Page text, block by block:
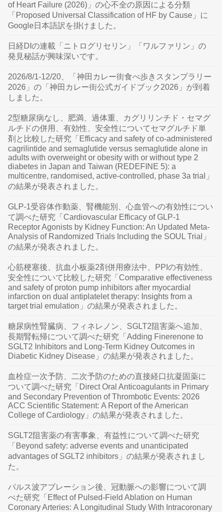
of Heart Failure (2026)」の心不全の原因による分類
「Proposed Universal Classification of HF by Cause」に
Google日本語訳を掛けました。
日経DIの連載「ニトログリセリン」「ワルファリン」の
発見秘話が興味深いです。
2026/8/1-12/20、「神田カレー街食べ歩きスタンプラリー
2026」の「神田カレー街公式ガイドブック2026」が到着
しました。
2型糖尿病なし、肥満、過体重、カグリリンチド・セマグ
ルチドの併用、有効性、安全性についてセマグルチド単
剤と比較した研究「Efficacy and safety of co-administered
cagrilintide and semaglutide versus semaglutide alone in
adults with overweight or obesity with or without type 2
diabetes in Japan and Taiwan (REDEFINE 5): a
multicentre, randomised, active-controlled, phase 3a trial」
の結果が発表されました。
GLP-1受容体作動薬、腎機能別、心血管への有効性につい
て調べた研究「Cardiovascular Efficacy of GLP-1
Receptor Agonists by Kidney Function: An Updated Meta-
Analysis of Randomized Trials Including the SOUL Trial」
の結果が発表されました。
心筋梗塞後、抗血小板薬2剤併用療法中、PPIの有効性、
安全性について比較した研究「Comparative effectiveness
and safety of proton pump inhibitors after myocardial
infarction on dual antiplatelet therapy: Insights from a
target trial emulation」の結果が発表されました。
糖尿病性腎臓病、フィネレノン、SGLT2阻害薬へ追加、
長期腎転帰について調べた研究「Adding Finerenone to
SGLT2 Inhibitors and Long-Term Kidney Outcomes in
Diabetic Kidney Disease」の結果が発表されました。
血栓症一次予防、二次予防のための直接経口抗凝固薬に
ついて調べた研究「Direct Oral Anticoagulants in Primary
and Secondary Prevention of Thrombotic Events: 2026
ACC Scientific Statement: A Report of the American
College of Cardiology」の結果が発表されました。
SGLT2阻害薬の有害事象、有益性について調べた研究
「Beyond safety: adverse events and unanticipated
advantages of SGLT2 inhibitors」の結果が発表されまし
た。
パルス波アブレーション後、冠動脈への影響について調
べた研究「Effect of Pulsed-Field Ablation on Human
Coronary Arteries: A Longitudinal Study With Intracoronary